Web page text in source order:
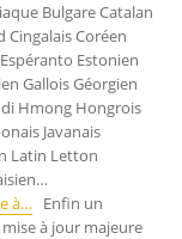
Bulgare Catalan
Cingalais Coréen
Estonien
Gallois Géorgien
Hmong Hongrois
Javanais
Latin Letton
à… Enfin un
à jour majeure